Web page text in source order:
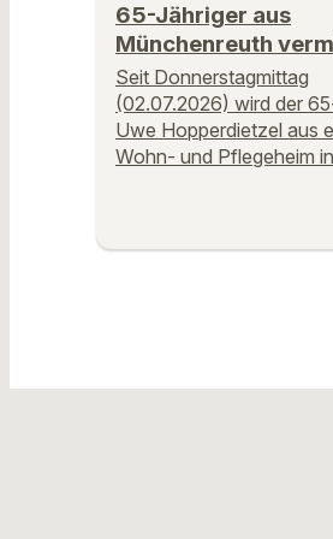
65-Jähriger aus
Münchenreuth
Seit Donnerstagmittag
(02.07.2026) wird der
Uwe Hopperdietzel aus
Wohn- und Pflegeheim